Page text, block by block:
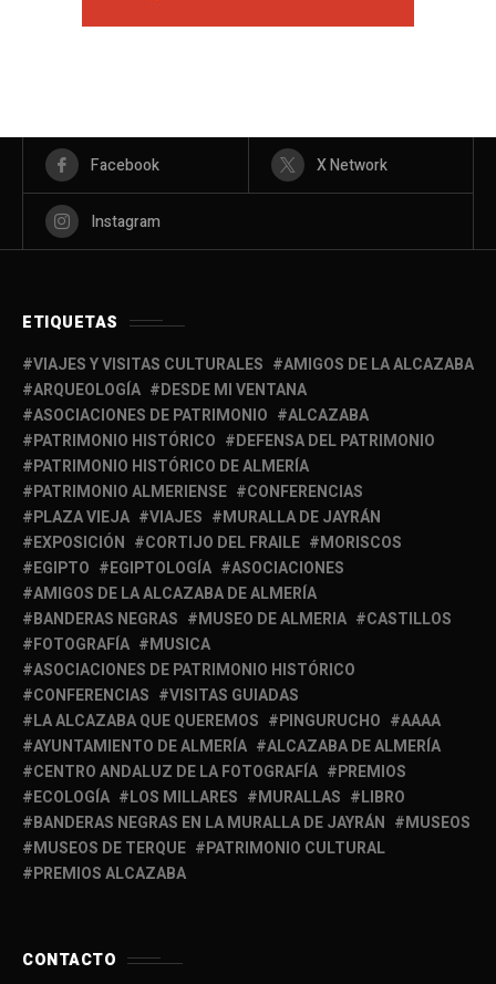
Facebook X Network
Instagram
ETIQUETAS
VIAJES Y VISITAS CULTURALES
AMIGOS DE LA ALCAZABA
ARQUEOLOGÍA
DESDE MI VENTANA
ASOCIACIONES DE PATRIMONIO
ALCAZABA
PATRIMONIO HISTÓRICO
DEFENSA DEL PATRIMONIO
PATRIMONIO HISTÓRICO DE ALMERÍA
PATRIMONIO ALMERIENSE
CONFERENCIAS
PLAZA VIEJA
VIAJES
MURALLA DE JAYRÁN
EXPOSICIÓN
CORTIJO DEL FRAILE
MORISCOS
EGIPTO
EGIPTOLOGÍA
ASOCIACIONES
AMIGOS DE LA ALCAZABA DE ALMERÍA
BANDERAS NEGRAS
MUSEO DE ALMERIA
CASTILLOS
FOTOGRAFÍA
MUSICA
ASOCIACIONES DE PATRIMONIO HISTÓRICO
CONFERENCIAS
VISITAS GUIADAS
LA ALCAZABA QUE QUEREMOS
PINGURUCHO
AAAA
AYUNTAMIENTO DE ALMERÍA
ALCAZABA DE ALMERÍA
CENTRO ANDALUZ DE LA FOTOGRAFÍA
PREMIOS
ECOLOGÍA
LOS MILLARES MURALLAS
LIBRO
BANDERAS NEGRAS EN LA MURALLA DE JAYRÁN
MUSEOS
MUSEOS DE TERQUE
PATRIMONIO CULTURAL
PREMIOS ALCAZABA
CONTACTO